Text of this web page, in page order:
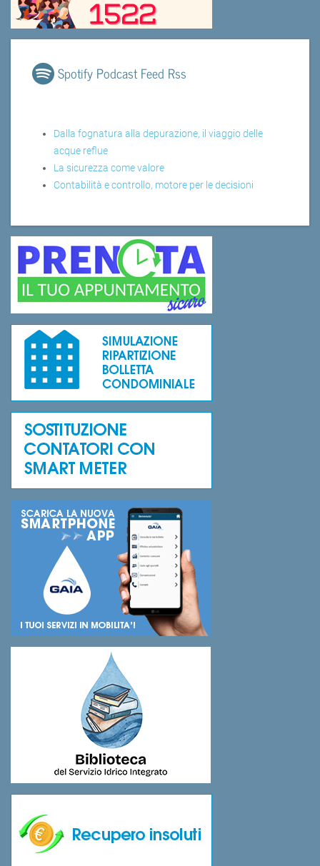
Spotify Podcast Feed Rss
Dalla fognatura alla depurazione, il viaggio delle
acque reflue
La sicurezza come valore
Contabilità e controllo, motore per le decisioni